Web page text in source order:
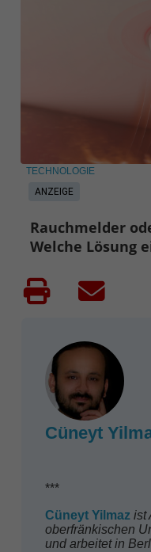
ANZEIGE
TECHNOLOGIE
Rauchmelder
Welche Lösung
Cüneyt
***
Cüneyt Yilmaz ist
oberfränkischen
und arbeitet in